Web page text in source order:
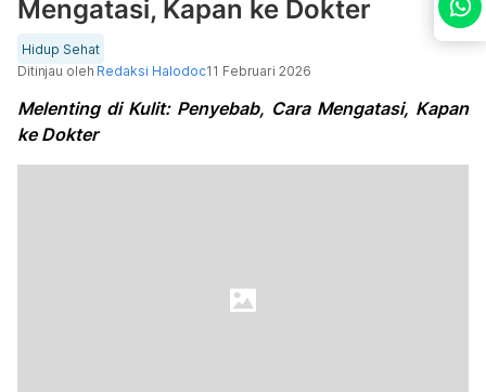
Mengatasi, Kapan ke Dokter
Hidup Sehat
Ditinjau oleh Redaksi Halodoc11 Februari 2026
Melenting di Kulit: Penyebab, Cara Mengatasi, Kapan
ke Dokter